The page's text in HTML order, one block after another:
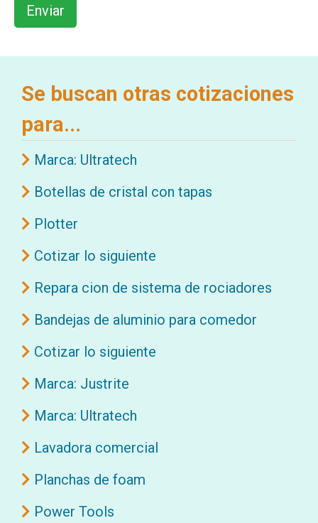
Se buscan otras cotizaciones
para...
Marca: Ultratech
Botellas de cristal con tapas
Plotter
Cotizar lo siguiente
Repara cion de sistema de rociadores
Bandejas de aluminio para comedor
Cotizar lo siguiente
Marca: Justrite
Marca: Ultratech
Lavadora comercial
Planchas de foam
Power Tools